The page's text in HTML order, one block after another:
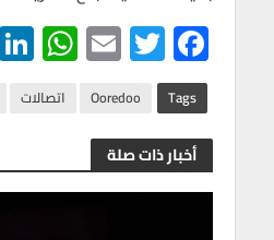
F
ac
e
b
o
T
wi
tt
er
E
m
ail
W
h
at
A
Tags
Ooredoo اتصالات
أخبار ذات صلة